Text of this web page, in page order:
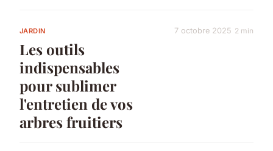
JARDIN
Les outils
indispensables
pour sublimer
l'entretien de vos
arbres fruitiers
7 octobre 2025 2 min